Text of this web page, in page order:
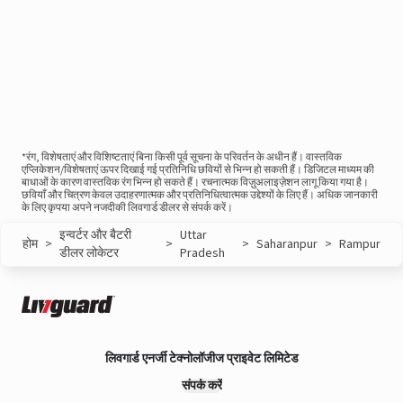
*रंग, विशेषताएं और विशिष्टताएं बिना किसी पूर्व सूचना के परिवर्तन के अधीन हैं। वास्तविक
एप्लिकेशन/विशेषताएं ऊपर दिखाई गई प्रतिनिधि छवियों से भिन्न हो सकती हैं। डिजिटल माध्यम की
बाधाओं के कारण वास्तविक रंग भिन्न हो सकते हैं। रचनात्मक विज़ुअलाइज़ेशन लागू किया गया है।
छवियाँ और चित्रण केवल उदाहरणात्मक और प्रतिनिधित्वात्मक उद्देश्यों के लिए हैं। अधिक जानकारी
के लिए कृपया अपने नजदीकी लिवगार्ड डीलर से संपर्क करें।
होम > इन्वर्टर और बैटरी
डीलर लोकेटर
> Uttar
Pradesh
> Saharanpur > Rampur
लिवगार्ड एनर्जी टेक्नोलॉजीज प्राइवेट लिमिटेड
संपर्क करें